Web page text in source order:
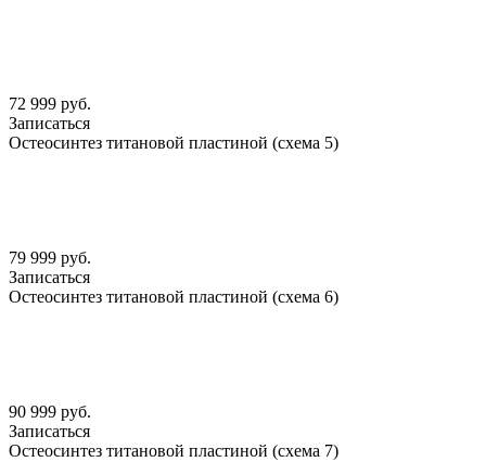
72 999 руб.
Записаться
Остеосинтез титановой пластиной (схема 5)
79 999 руб.
Записаться
Остеосинтез титановой пластиной (схема 6)
90 999 руб.
Записаться
Остеосинтез титановой пластиной (схема 7)